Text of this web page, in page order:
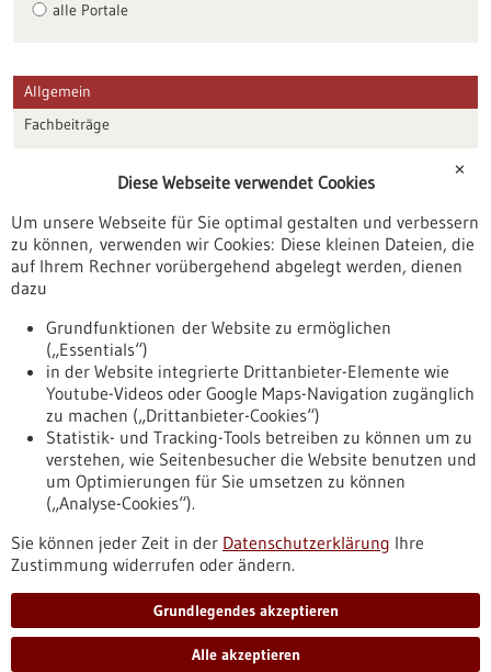
alle Portale
Allgemein
Fachbeiträge
Veranstaltungen
Erscheinungsdatum
Nach oben
Informiert bleiben
Newsletter abonnieren
✕
Diese Webseite verwendet Cookies
Um unsere Webseite für Sie optimal gestalten und verbessern
zu können, verwenden wir Cookies: Diese kleinen Dateien, die
auf Ihrem Rechner vorübergehend abgelegt werden, dienen
dazu
Grundfunktionen der Website zu ermöglichen
(„Essentials“)
in der Website integrierte Drittanbieter-Elemente wie
Youtube-Videos oder Google Maps-Navigation zugänglich
zu machen („Drittanbieter-Cookies“)
Statistik- und Tracking-Tools betreiben zu können um zu
verstehen, wie Seitenbesucher die Website benutzen und
um Optimierungen für Sie umsetzen zu können
(„Analyse-Cookies“).
Sie können jeder Zeit in der Datenschutzerklärung Ihre
Zustimmung widerrufen oder ändern.
Grundlegendes akzeptieren
Alle akzeptieren